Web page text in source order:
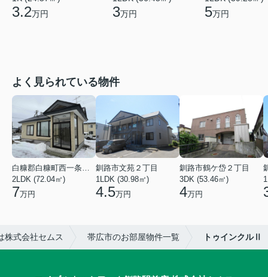
3.2万円 3万円 5万円
よく見られている物件
白糠郡白糠町西一条南４丁目
2LDK (72.04㎡)
7万円
釧路市文苑２丁目
1LDK (30.98㎡)
4.5万円
釧路市鶴ケ岱２丁目
3DK (53.46㎡)
4万円
株式会社セムス 帯広市のお部屋物件一覧 トゥインクルⅡ